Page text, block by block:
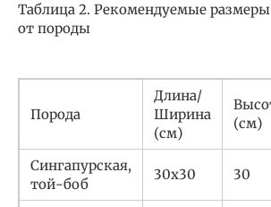
Таблица 2. Рекомендуемые
от породы
Порода
Длина/
Ширина
(см)
(см)
Сингапурская,
той-боб
30х30 30